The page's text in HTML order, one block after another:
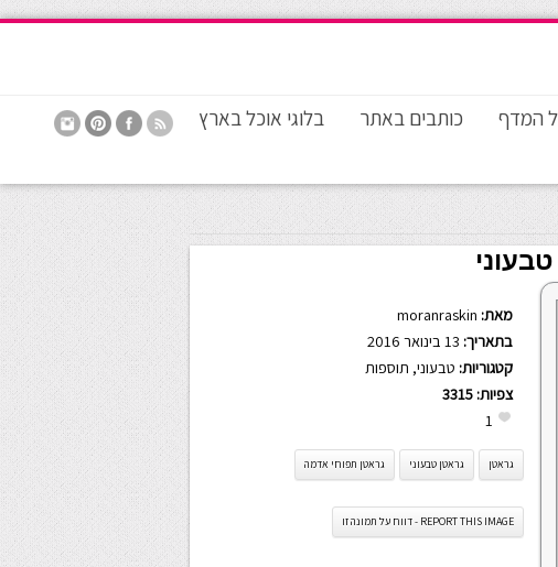
המדף כותבים באתר בלוגי אוכל בארץ
מאת: moranraskin
בתאריך:
קטגוריות: טבעוני, תוספות
צפיות: 3315
1
גראטן גראטן טבעוני גראטן תפוחי אדמה
REPORT THIS IMAGE - דווח על תמונה זו